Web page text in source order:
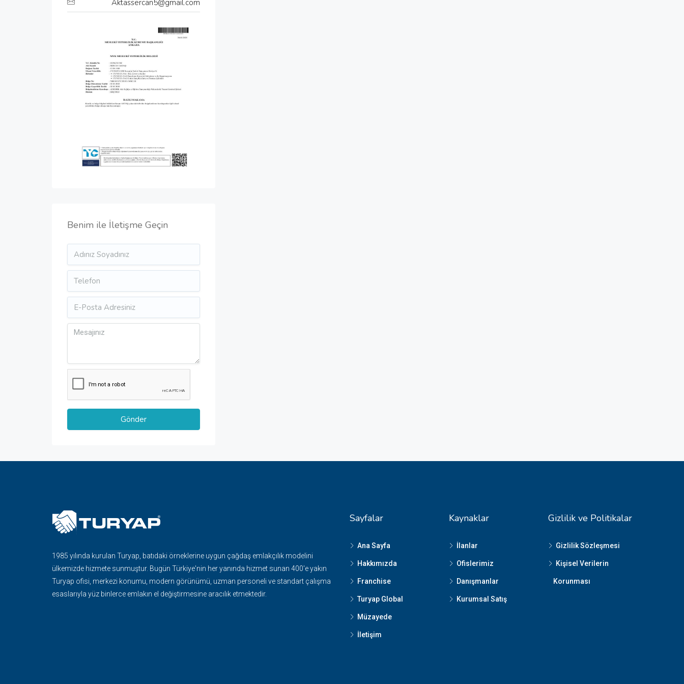
Aktassercan5@gmail.com
Benim ile İletişme Geçin
1985 yılında kurulan Turyap, batıdaki örneklerine uygun çağdaş emlakçılık modelini
ülkemizde hizmete sunmuştur. Bugün Türkiye'nin her yanında hizmet sunan 400'e yakın
Turyap ofisi, merkezi konumu, modern görünümü, uzman personeli ve standart çalışma
esaslarıyla yüz binlerce emlakın el değiştirmesine aracılık etmektedir.
Sayfalar
Ana Sayfa
Hakkımızda
Franchise
Turyap Global
Müzayede
İletişim
Kaynaklar
İlanlar
Ofislerimiz
Danışmanlar
Kurumsal Satış
Gizlilik ve Politikalar
Gizlilik Sözleşmesi
Kişisel Verilerin
Korunması